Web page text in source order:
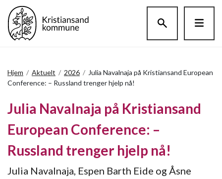
Hjem / Aktuelt / 2026 / Julia Navalnaja på Kristiansand European
Conference: – Russland trenger hjelp nå!
Julia Navalnaja på Kristiansand
European Conference: –
Russland trenger hjelp nå!
Julia Navalnaja, Espen Barth Eide og Åsne